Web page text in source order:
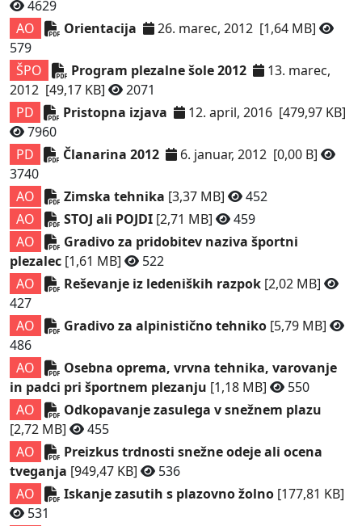
4629
AO
Orientacija 26. marec, 2012 [1,64 MB]
579
ŠPO
Program plezalne šole 2012
13. marec,
2012 [49,17 KB]
2071
PD
Pristopna izjava 12. april, 2016 [479,97 KB]
7960
PD
Članarina 2012 6. januar, 2012 [0,00 B]
3740
AO
Zimska tehnika [3,37 MB]
452
AO
STOJ ali POJDI [2,71 MB]
459
AO
Gradivo za pridobitev naziva športni
plezalec [1,61 MB]
522
AO
Reševanje iz ledeniških razpok [2,02 MB]
427
AO
Gradivo za alpinistično tehniko [5,79 MB]
486
AO
Osebna oprema, vrvna tehnika, varovanje
in padci pri športnem plezanju [1,18 MB]
550
AO
Odkopavanje zasulega v snežnem plazu
[2,72 MB]
455
AO
Preizkus trdnosti snežne odeje ali ocena
tveganja [949,47 KB]
536
AO
Iskanje zasutih s plazovno žolno [177,81 KB]
531